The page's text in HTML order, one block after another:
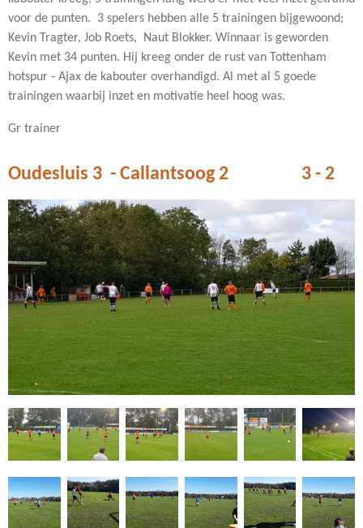
voor de punten. 3 spelers hebben alle 5 trainingen bijgewoond;
Kevin Tragter, Job Roets, Naut Blokker. Winnaar is geworden
Kevin met 34 punten. Hij kreeg onder de rust van Tottenham
hotspur - Ajax de kabouter overhandigd. Al met al 5 goede
trainingen waarbij inzet en motivatie heel hoog was.
Gr trainer
Oudesluis 3 - Callantsoog 2 3 - 2